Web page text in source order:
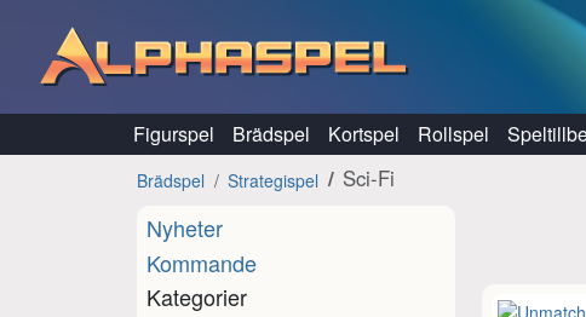
Figurspel Brädspel Kortspel Rollspel
Brädspel Strategispel Sci-Fi
Nyheter
Kommande
Kategorier